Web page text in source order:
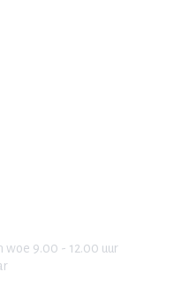
woe 9.00 - 12.00 uur